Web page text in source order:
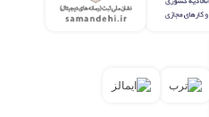
اولیه، اندازه بسیار بزرگی
که بتوان آن را در هر زمان و
بسیار بزرگ در عرصه تکنولوژی